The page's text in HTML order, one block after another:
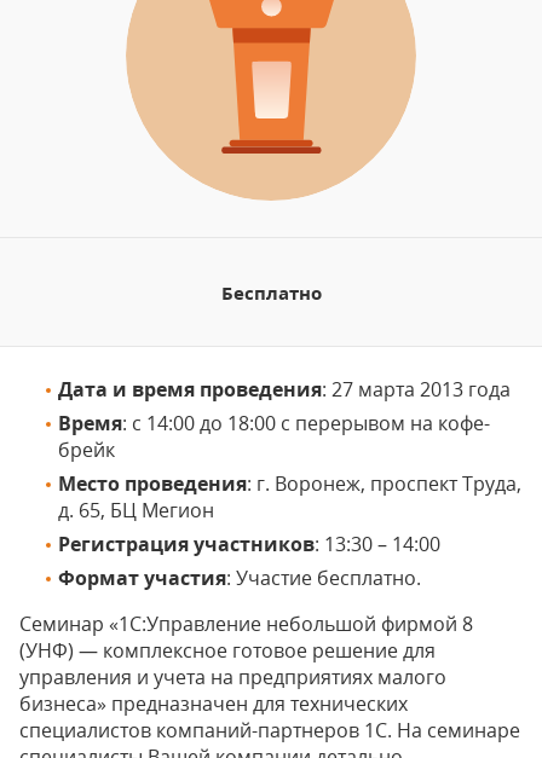
Бесплатно
Дата и время проведения: 27 марта 2013 года
Время: с 14:00 до 18:00 с перерывом на кофе-
брейк
Место проведения: г. Воронеж, проспект Труда,
д. 65, БЦ Мегион
Регистрация участников: 13:30 – 14:00
Формат участия: Участие бесплатно.
Семинар «1С:Управление небольшой фирмой 8
(УНФ) — комплексное готовое решение для
управления и учета на предприятиях малого
бизнеса» предназначен для технических
специалистов компаний-партнеров 1С. На семинаре